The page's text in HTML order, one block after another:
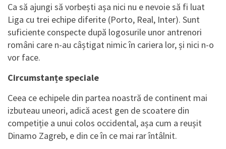
Ca să ajungi să vorbești așa nici nu e nevoie să fi luat
Liga cu trei echipe diferite (Porto, Real, Inter). Sunt
suficiente conspecte după logosurile unor antrenori
români care n-au câștigat nimic în cariera lor, și nici n-o
vor face.
Circumstanțe speciale
Ceea ce echipele din partea noastră de continent mai
izbuteau uneori, adică acest gen de scoatere din
competiție a unui colos occidental, așa cum a reușit
Dinamo Zagreb, e din ce în ce mai rar întâlnit.